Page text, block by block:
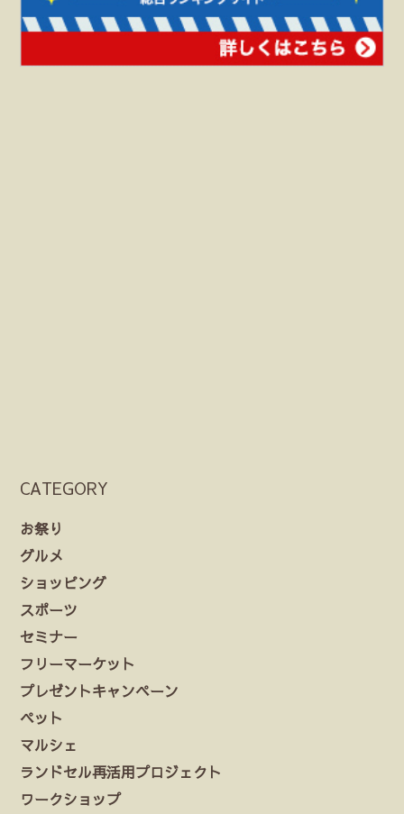
CATEGORY
お祭り
グルメ
ショッピング
スポーツ
セミナー
フリーマーケット
プレゼントキャンペーン
ペット
マルシェ
ランドセル再活用プロジェクト
ワークショップ